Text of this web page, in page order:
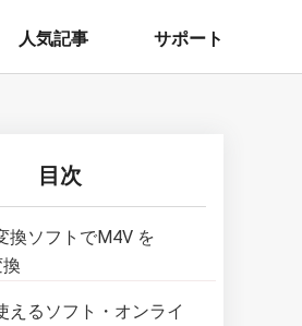
人気記事 サポート
目次
換ソフトでM4V を
えるソフト・オンライ